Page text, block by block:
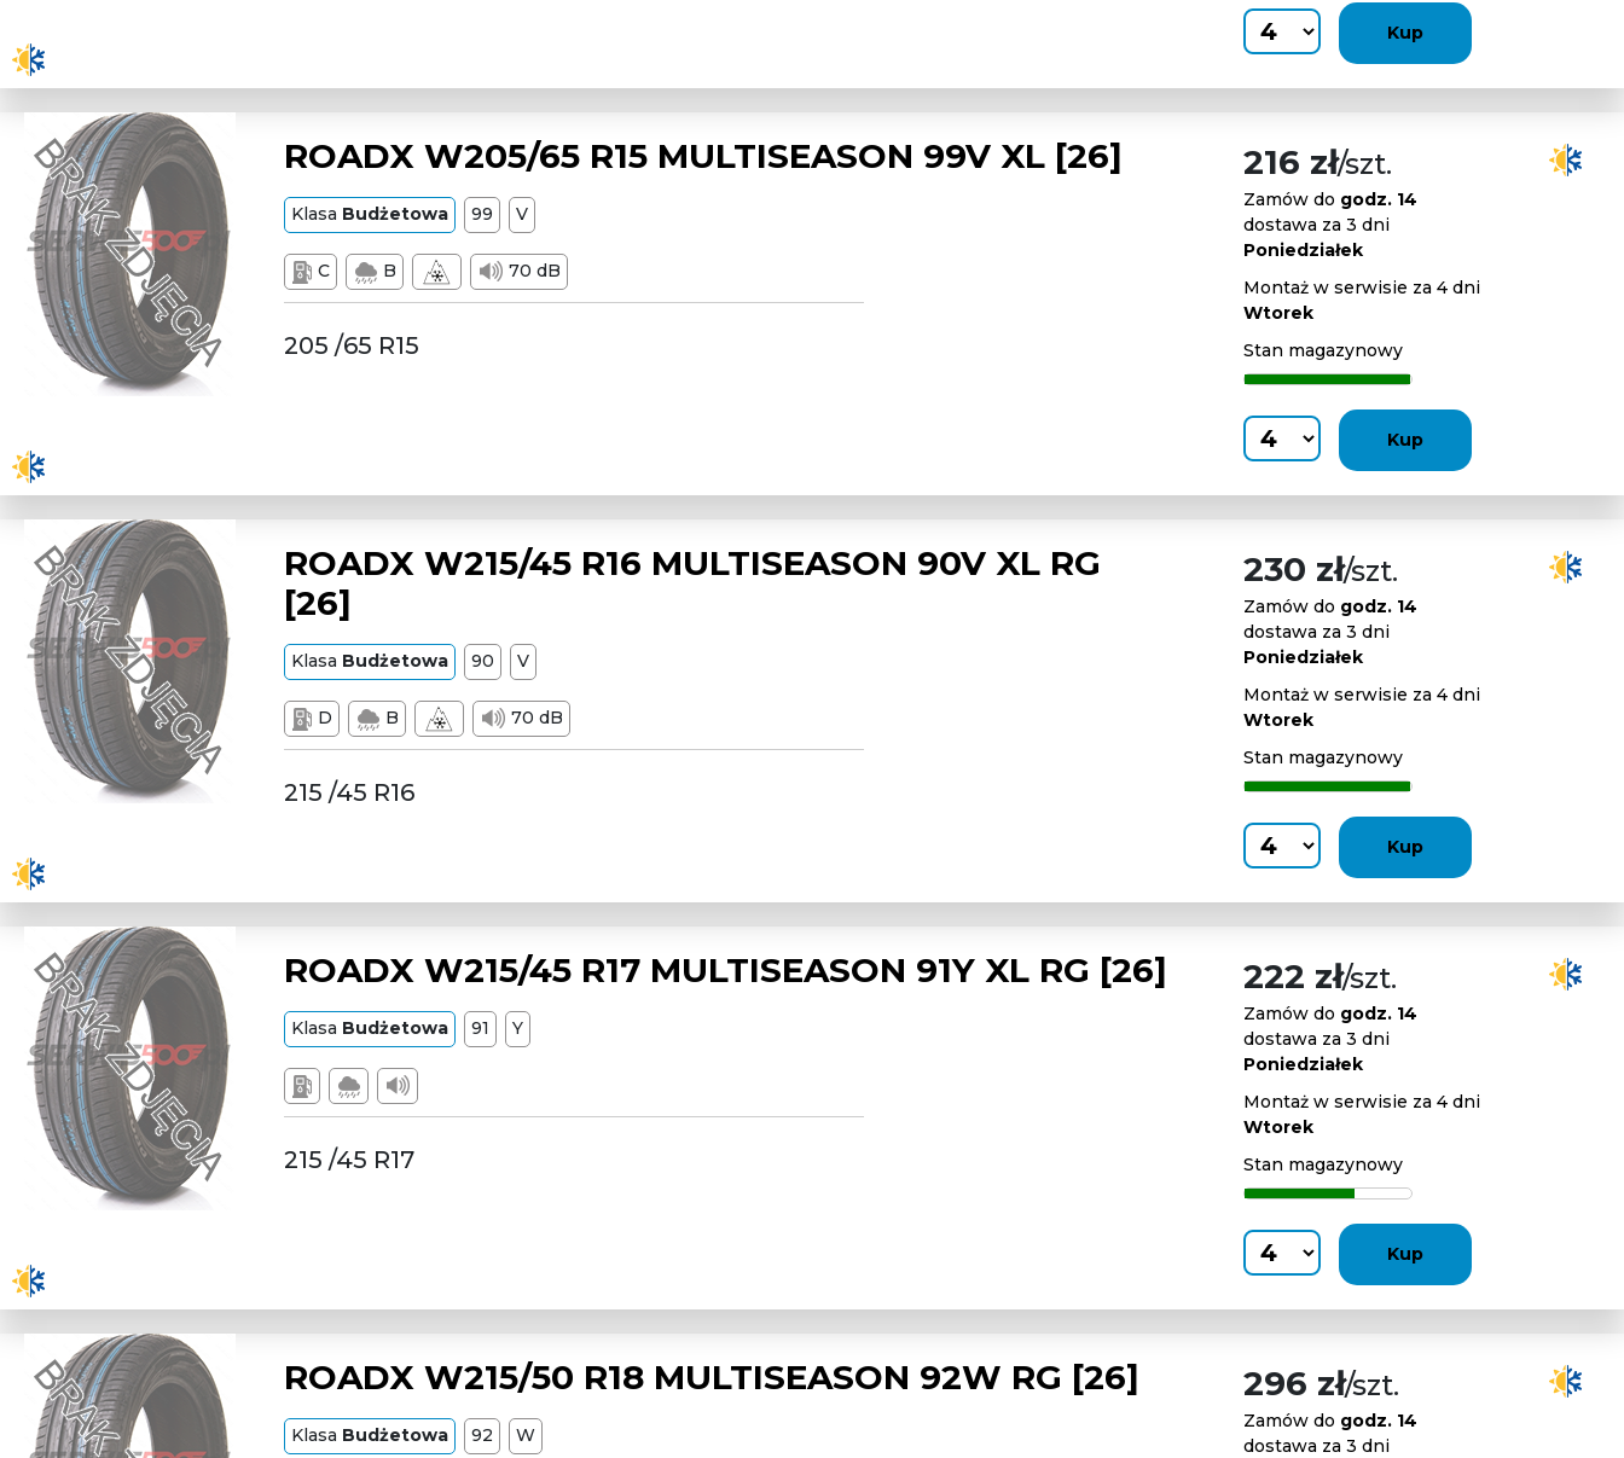
Kup
ROADX W205/65 R15 MULTISEASON 99V XL [26]
Klasa Budżetowa 99 V
C B 70 dB
205 /65 R15
216 zł/szt.
Zamów do godz. 14
dostawa za 3 dni
Poniedziałek
Montaż w serwisie za 4 dni
Wtorek
Stan magazynowy
Kup
ROADX W215/45 R16 MULTISEASON 90V XL RG
[26]
Klasa Budżetowa 90 V
D B 70 dB
215 /45 R16
230 zł/szt.
Zamów do godz. 14
dostawa za 3 dni
Poniedziałek
Montaż w serwisie za 4 dni
Wtorek
Stan magazynowy
Kup
ROADX W215/45 R17 MULTISEASON 91Y XL RG [26]
Klasa Budżetowa 91 Y
215 /45 R17
222 zł/szt.
Zamów do godz. 14
dostawa za 3 dni
Poniedziałek
Montaż w serwisie za 4 dni
Wtorek
Stan magazynowy
Kup
ROADX W215/50 R18 MULTISEASON 92W RG [26]
Klasa Budżetowa 92 W
296 zł/szt.
Zamów do godz. 14
dostawa za 3 dni